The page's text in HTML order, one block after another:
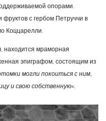
опорами.
с гербом Петруччи в
Коццарелли.
находится мраморная
эпиграфом, состоящим из
могли покоиться с ним,
и свою собственную«.